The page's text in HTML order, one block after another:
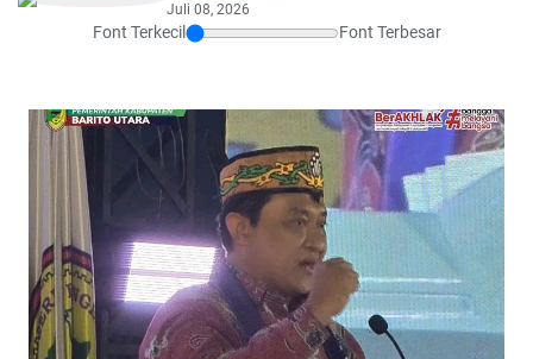
Juli 08, 2026
Font Terkecil Font Terbesar